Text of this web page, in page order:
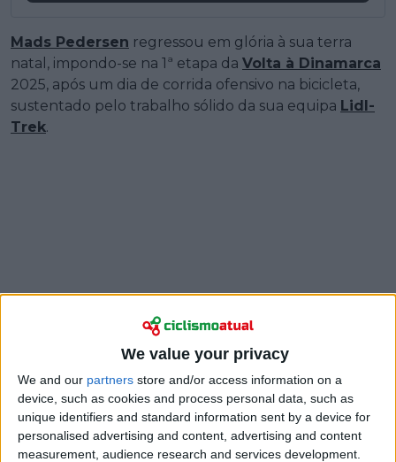
We value your privacy
We and our partners store and/or access information on a
device, such as cookies and process personal data, such as
unique identifiers and standard information sent by a device for
personalised advertising and content, advertising and content
measurement, audience research and services development.
Mads Pedersen regressou em glória à sua terra
natal, impondo-se na 1ª etapa da Volta à Dinamarca
2025, após um dia de corrida ofensivo na bicicleta,
sustentado pelo trabalho sólido da sua equipa Lidl-
Trek.